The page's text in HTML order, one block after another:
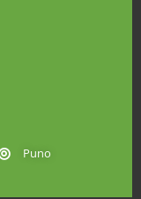
Puno